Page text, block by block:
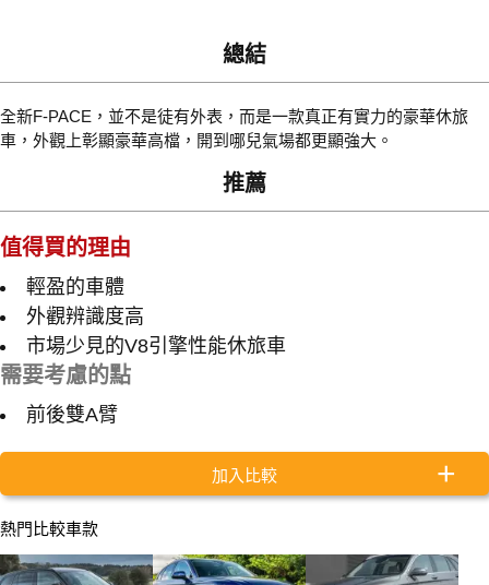
總結
全新F-PACE，並不是徒有外表，而是一款真正有實力的豪華休旅
車，外觀上彰顯豪華高檔，開到哪兒氣場都更顯強大。
推薦
值得買的理由
輕盈的車體
外觀辨識度高
市場少見的V8引擎性能休旅車
需要考慮的點
前後雙A臂
加入比較
熱門比較車款